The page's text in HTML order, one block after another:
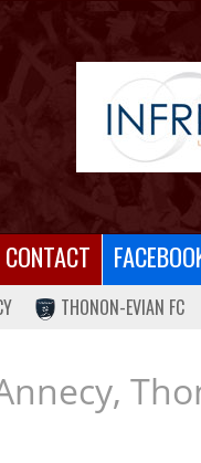
CONTACT
THONON-EVIAN FC